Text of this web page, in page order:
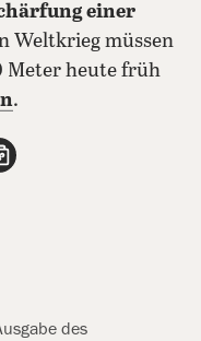
einer
Weltkrieg müssen
Meter heute früh
.
teilen
E-Mail teilen
des